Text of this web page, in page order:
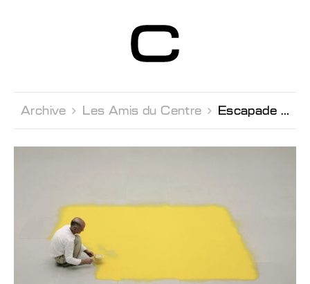
Contemporain
Genève
Archive  Les Amis du Centre  Escapade Culturelle